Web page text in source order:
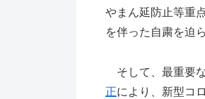
やまん延防止等重
を伴った自粛を迫
そして、最重要
正により、新型コ